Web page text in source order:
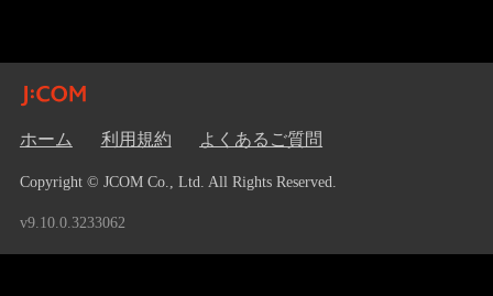
ホーム 利用規約 よくあるご質問
Copyright © JCOM Co., Ltd. All Rights Reserved.
v9.10.0.3233062